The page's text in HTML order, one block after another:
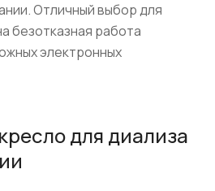
Отличный выбор для
безотказная работа
электронных
для диализа